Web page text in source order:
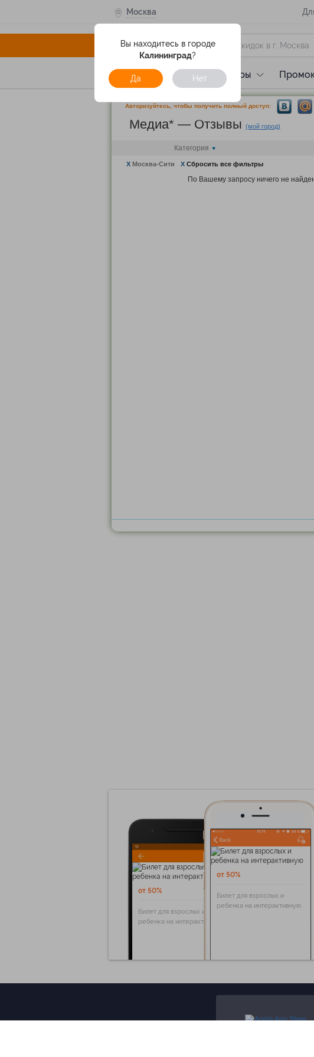
Москва
Вы находитесь в городе
Калининград?
Да Нет
Услуги Отели Туры
Авторизуйтесь, чтобы получить полный доступ:
Медиа* — Отзывы (мой город)
Категория
X Москва-Сити X Сбросить все фильтры
По Вашему запросу ничего не
от 50%
Билет для взрослых и
ребенка на интерактивную
от 50%
Билет для взрослых и
ребенка на интерактивную